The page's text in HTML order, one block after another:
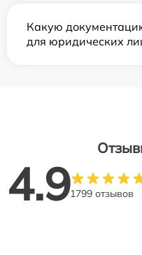
Какую
для юридических
4.91799 отзывов